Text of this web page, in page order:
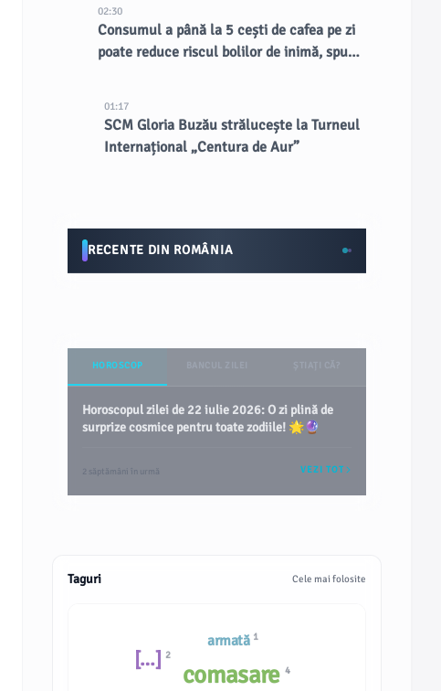
02:30
Consumul a până la 5 cești de cafea pe zi
poate reduce riscul bolilor de inimă, spun
01:17
SCM Gloria Buzău strălucește la Turneul
Internațional „Centura de Aur”
RECENTE DIN ROMÂNIA
HOROSCOP
Horoscopul zilei de 22 iulie 2026: O zi plină de
surprize cosmice pentru toate zodiile! 🌟🔮
2 săptămâni în urmă VEZI TOT
Taguri Cele mai folosite
armată 1
comasare 4
[…] 2